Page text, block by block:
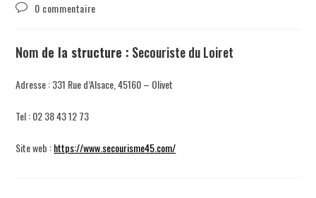
0 commentaire
Nom de la structure : Secouriste du Loiret
Adresse : 331 Rue d’Alsace, 45160 – Olivet
Tel : 02 38 43 12 73
Site web :https://www.secourisme45.com/